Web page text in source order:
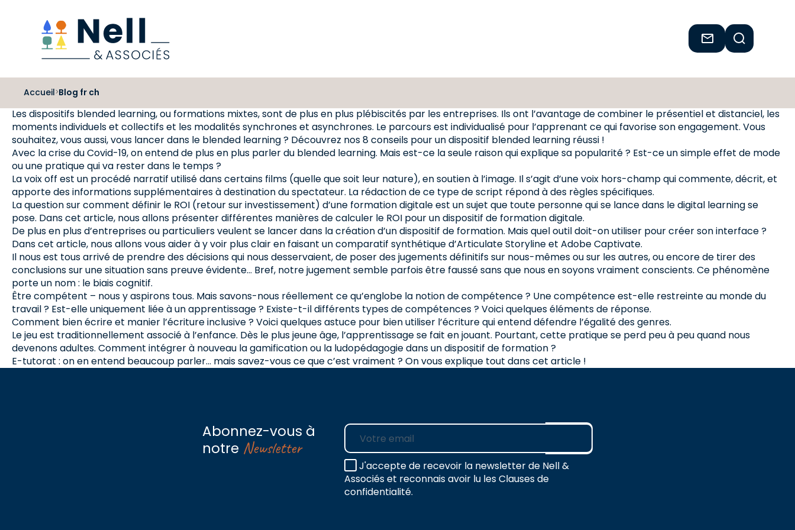
Accueil>Blog fr ch
Les dispositifs blended learning, ou formations mixtes, sont de plus en plus plébiscités par les entreprises. Ils ont l’avantage de combiner le présentiel et distanciel, les
moments individuels et collectifs et les modalités synchrones et asynchrones. Le parcours est individualisé pour l’apprenant ce qui favorise son engagement. Vous
souhaitez, vous aussi, vous lancer dans le blended learning ? Découvrez nos 8 conseils pour un dispositif blended learning réussi !
Avec la crise du Covid-19, on entend de plus en plus parler du blended learning. Mais est-ce la seule raison qui explique sa popularité ? Est-ce un simple effet de mode
ou une pratique qui va rester dans le temps ?
La voix off est un procédé narratif utilisé dans certains films (quelle que soit leur nature), en soutien à l’image. Il s’agit d’une voix hors-champ qui commente, décrit, et
apporte des informations supplémentaires à destination du spectateur. La rédaction de ce type de script répond à des règles spécifiques.
La question sur comment définir le ROI (retour sur investissement) d’une formation digitale est un sujet que toute personne qui se lance dans le digital learning se
pose. Dans cet article, nous allons présenter différentes manières de calculer le ROI pour un dispositif de formation digitale.
De plus en plus d’entreprises ou particuliers veulent se lancer dans la création d’un dispositif de formation. Mais quel outil doit-on utiliser pour créer son interface ?
Dans cet article, nous allons vous aider à y voir plus clair en faisant un comparatif synthétique d’Articulate Storyline et Adobe Captivate.
Il nous est tous arrivé de prendre des décisions qui nous desservaient, de poser des jugements définitifs sur nous-mêmes ou sur les autres, ou encore de tirer des
conclusions sur une situation sans preuve évidente… Bref, notre jugement semble parfois être faussé sans que nous en soyons vraiment conscients. Ce phénomène
porte un nom : le biais cognitif.
Être compétent – nous y aspirons tous. Mais savons-nous réellement ce qu’englobe la notion de compétence ? Une compétence est-elle restreinte au monde du
travail ? Est-elle uniquement liée à un apprentissage ? Existe-t-il différents types de compétences ? Voici quelques éléments de réponse.
Comment bien écrire et manier l’écriture inclusive ? Voici quelques astuce pour bien utiliser l’écriture qui entend défendre l’égalité des genres.
Le jeu est traditionnellement associé à l’enfance. Dès le plus jeune âge, l’apprentissage se fait en jouant. Pourtant, cette pratique se perd peu à peu quand nous
devenons adultes. Comment intégrer à nouveau la gamification ou la ludopédagogie dans un dispositif de formation ?
E-tutorat : on en entend beaucoup parler… mais savez-vous ce que c’est vraiment ? On vous explique tout dans cet article !
Abonnez-vous à
notre Newsletter
E-mail
J'accepte de recevoir la newsletter de Nell &
Associés et reconnais avoir lu les Clauses de
confidentialité.